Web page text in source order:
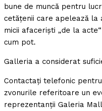
bune de muncă pentru
cetăţenii care apelează la
micii afacerişti „de la
cum pot.
Galleria a considerat
Contactaţi telefonic
zvonurile referitoare un
reprezentanţii Galeria